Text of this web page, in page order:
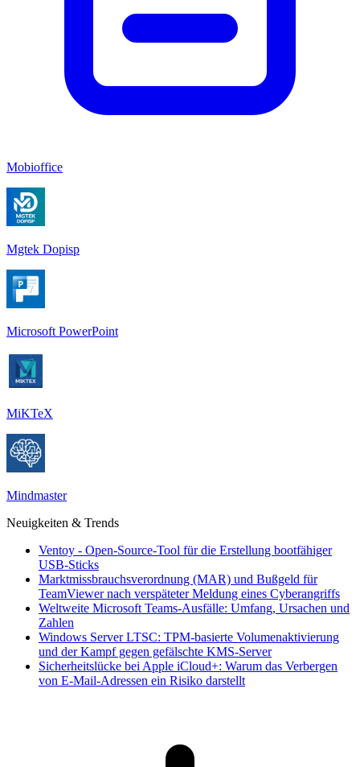
Mobioffice
Mgtek Dopisp
Microsoft PowerPoint
MiKTeX
Mindmaster
Neuigkeiten & Trends
Ventoy - Open-Source-Tool für die Erstellung bootfähiger
USB-Sticks
Marktmissbrauchsverordnung (MAR) und Bußgeld für
TeamViewer nach verspäteter Meldung eines Cyberangriffs
Weltweite Microsoft Teams-Ausfälle: Umfang, Ursachen und
Zahlen
Windows Server LTSC: TPM-basierte Volumenaktivierung
und der Kampf gegen gefälschte KMS-Server
Sicherheitslücke bei Apple iCloud+: Warum das Verbergen
von E-Mail-Adressen ein Risiko darstellt